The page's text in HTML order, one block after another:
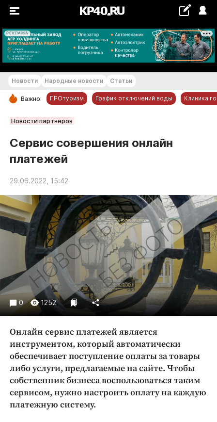
РЕКЛАМА
+24...+25 °С
РУБРИКИ
Новости компаний
Статьи
Народные новости
Авто и транспорт
Благоустройство
Криминал
Культура
Недвижимость и ЖКХ
Образование
Общество
Погода
Праздники
Происшествия
Спорт
Экономика и бизнес
ПРОЕКТЫ
Блоги
Издания
Новости Народные новости Статьи
Важно: ПРОтуризм График отключений воды Клиника
Новости партнеров
Сервис совершения онлайн
платежей
29.06.2022, 15:42
0 1252
Онлайн сервис платежей является
инструментом, который автоматически
обеспечивает поступление оплаты за товары
либо услуги, предлагаемые на сайте. Чтобы
собственник бизнеса воспользоваться таким
сервисом, нужно настроить оплату на каждую
платежную систему.